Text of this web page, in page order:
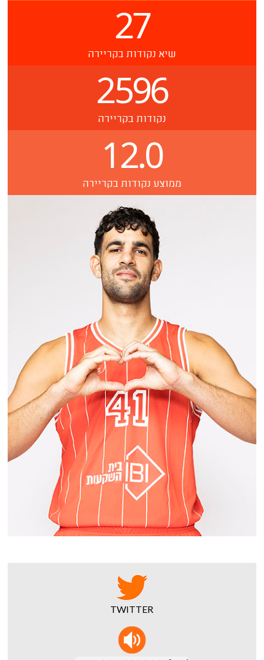
27
שיא נקודות בקריירה
2596
נקודות בקריירה
12.0
ממוצע נקודות בקריירה
TWITTER